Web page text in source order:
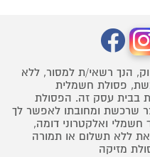
הנך רשאי/ת למסור, ללא
פסולת חשמלית
בבית עסק זה. הפסולת
שרכשת ומחובתו לאפשר לך
ואלקטרוני דומה,
ללא תשלום או תמורה
מזיקה